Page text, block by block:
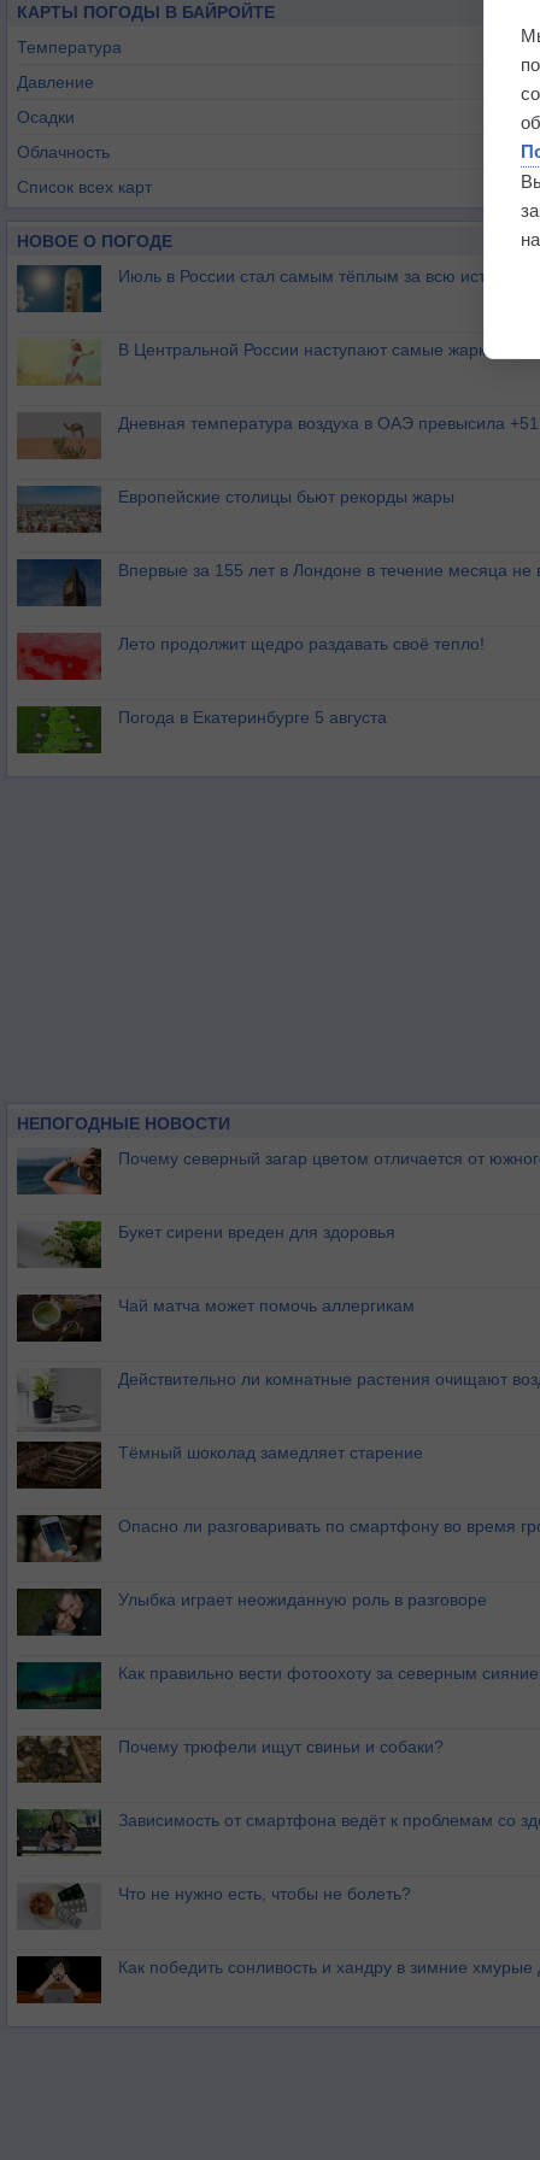
КАРТЫ ПОГОДЫ В БАЙРОЙТЕ
Температура
Давление
Осадки
Облачность
Список всех карт
НОВОЕ О ПОГОДЕ
Июль в России стал самым тёплым за всю историю
В Центральной России наступают самые жаркие дни
Дневная температура воздуха в ОАЭ превысила
Европейские столицы бьют рекорды жары
Впервые за 155 лет в Лондоне в течение месяца не
Лето продолжит щедро раздавать своё тепло!
Погода в Екатеринбурге 5 августа
НЕПОГОДНЫЕ НОВОСТИ
Почему северный загар цветом отличается от
Букет сирени вреден для здоровья
Чай матча может помочь аллергикам
Действительно ли комнатные растения очищают
Тёмный шоколад замедляет старение
Опасно ли разговаривать по смартфону во время
Улыбка играет неожиданную роль в разговоре
Как правильно вести фотоохоту за северным
Почему трюфели ищут свиньи и собаки?
Зависимость от смартфона ведёт к проблемам со
Что не нужно есть, чтобы не болеть?
Как победить сонливость и хандру в зимние хмурые